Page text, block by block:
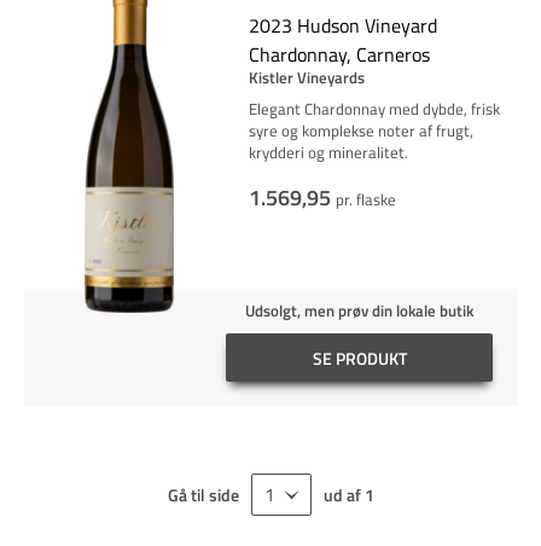
2023 Hudson Vineyard
Chardonnay, Carneros
Kistler Vineyards
Elegant Chardonnay med dybde, frisk
syre og komplekse noter af frugt,
krydderi og mineralitet.
1.569,95 pr. flaske
Udsolgt, men prøv din lokale butik
SE PRODUKT
Gå til side ud af 1